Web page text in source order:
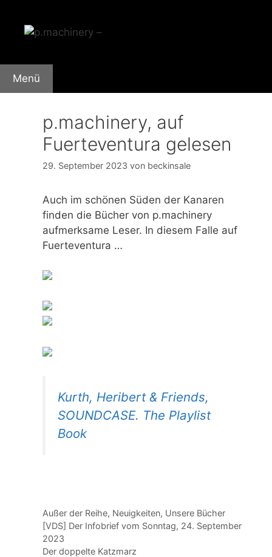
Inhalt
springen
Menü
p.machinery, auf
Fuerteventura gelesen
29. September 2023 von beckinsale
Auch im schönen Süden der Kanaren
finden die Bücher von p.machinery
aufmerksame Leser. In diesem Falle auf
Fuerteventura …
Kurth, Heribert & Friends,
SOUNDCASE. The Playlist
Book
Kategorien
Außer der Reihe, Neuigkeiten, Unsere Bücher
[VDS] Der Infobrief vom Sonntag, 24. September
2023
Der doppelte Katzmarz